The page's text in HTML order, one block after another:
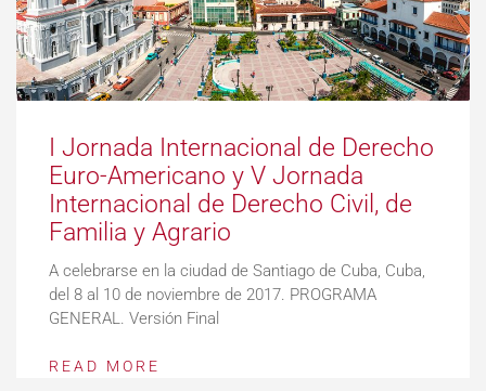
I Jornada Internacional de Derecho
Euro-Americano y V Jornada
Internacional de Derecho Civil, de
Familia y Agrario
A celebrarse en la ciudad de Santiago de Cuba, Cuba,
del 8 al 10 de noviembre de 2017. PROGRAMA
GENERAL. Versión Final
READ MORE